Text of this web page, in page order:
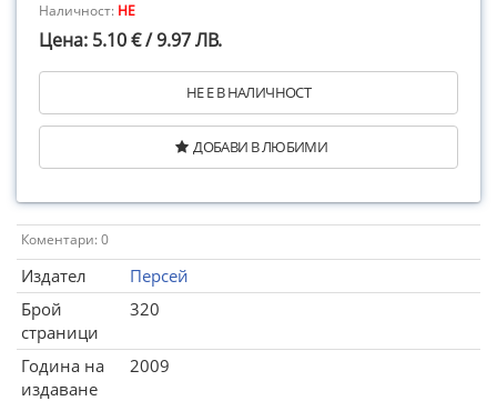
Наличност: НЕ
Цена: 5.10 € / 9.97 ЛВ.
НЕ Е В НАЛИЧНОСТ
ДОБАВИ В ЛЮБИМИ
Коментари: 0
Издател
Персей
Брой
страници
320
Година на
издаване
2009